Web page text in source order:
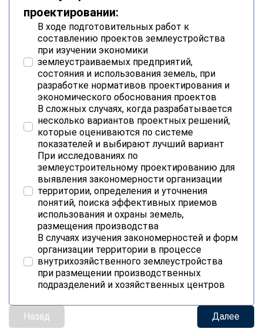
проектировании:
В ходе подготовительных работ к
составлению проектов землеустройства
при изучении экономики
землеустраиваемых предприятий,
состояния и использования земель, при
разработке нормативов проектирования и
экономического обоснования проектов
В сложных случаях, когда разрабатывается
несколько вариантов проектных решений,
которые оцениваются по системе
показателей и выбирают лучший вариант
При исследованиях по
землеустроительному проектированию для
выявления закономерности организации
территории, определения и уточнения
понятий, поиска эффективных приемов
использования и охраны земель,
размещения производства
В случаях изучения закономерностей и форм
организации территории в процессе
внутрихозяйственного землеустройства
при размещении производственных
подразделений и хозяйственных центров
Назад Далее